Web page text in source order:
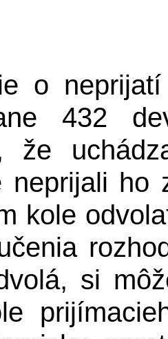
o
432
že
neprijali ho
kole
si